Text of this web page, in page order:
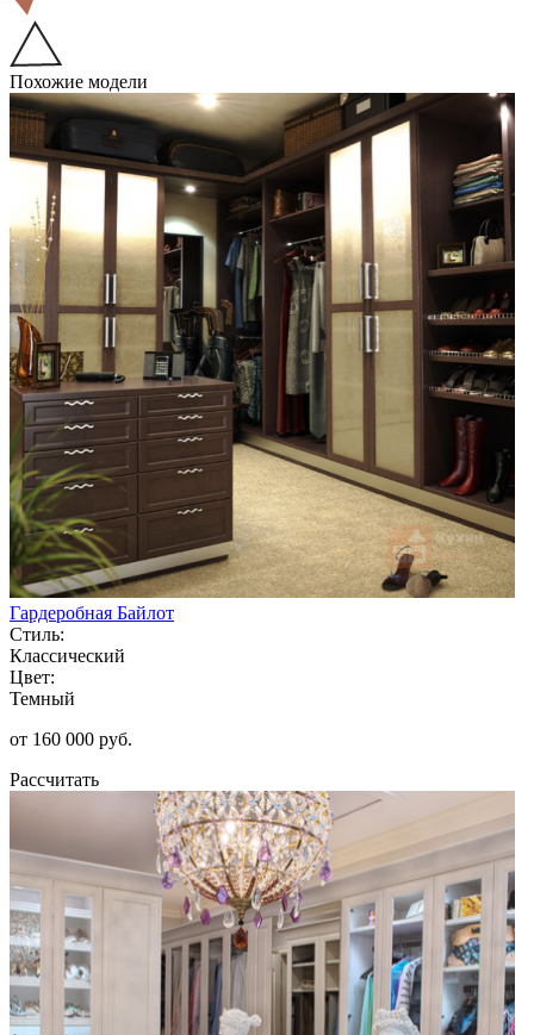
Похожие модели
Гардеробная Байлот
Стиль:
Классический
Цвет:
Темный
от 160 000 руб.
Рассчитать